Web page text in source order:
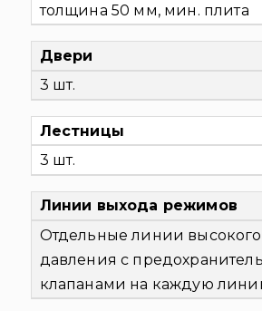
толщина 50 мм, мин. плита
Двери
3 шт.
Лестницы
3 шт.
Линии выхода режимов
Отдельные линии
давления с
клапанами на каждую